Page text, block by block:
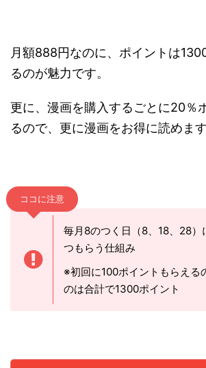
月額888円なのに、ポイントは
るのが魅力です。
更に、漫画を購入するごとに20％
るので、更に漫画をお得に読めます
ココに注意
毎月8のつく日（8、18、28
つもらう仕組み
※初回に100ポイントもらえる
のは合計で1300ポイント